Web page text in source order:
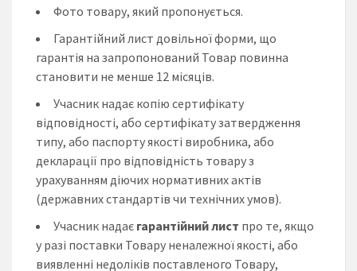
Фото товару, який пропонується.
Гарантійний лист довільної форми, що
гарантія на запропонований Товар повинна
становити не менше 12 місяців.
Учасник надає копію сертифікату
відповідності, або сертифікату затвердження
типу, або паспорту якості виробника, або
декларації про відповідність товару з
урахуванням діючих нормативних актів
(державних стандартів чи технічних умов).
Учасник надає гарантійний лист про те, якщо
у разі поставки Товару неналежної якості, або
виявленні недоліків поставленого Товару,